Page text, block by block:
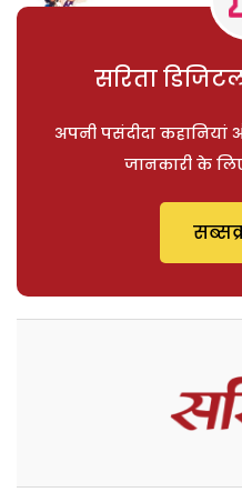
सरिता
अपनी पसंदीदा कहानियां
जानकारी के